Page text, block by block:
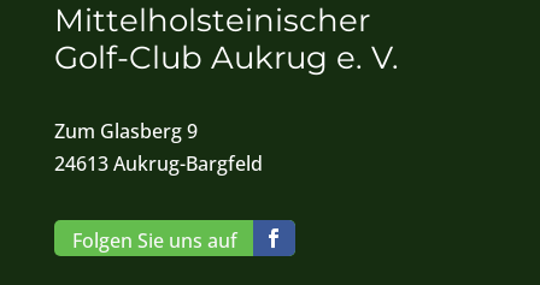
Mittelholsteinischer
Golf-Club Aukrug e. V.
Zum Glasberg 9
24613 Aukrug-Bargfeld
Folgen Sie uns auf